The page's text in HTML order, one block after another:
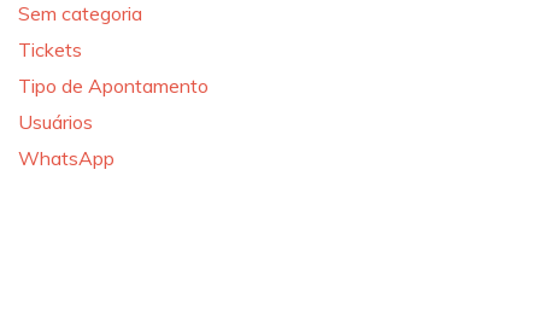
Sem categoria
Tickets
Tipo de Apontamento
Usuários
WhatsApp